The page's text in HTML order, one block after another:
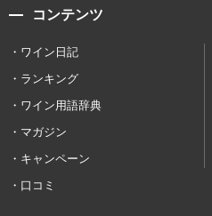
コンテンツ
ワイン日記
ランキング
ワイン用語辞典
マガジン
キャンペーン
口コミ